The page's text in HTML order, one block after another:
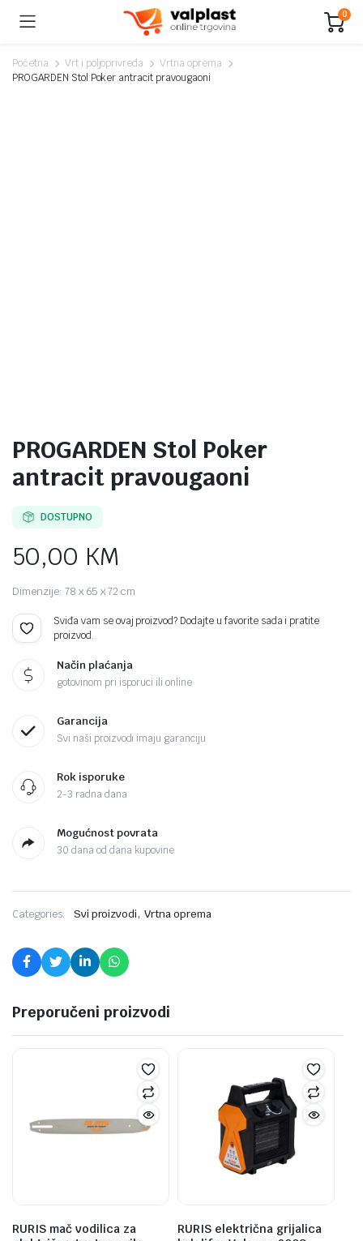
0
Početna Vrt i poljoprivreda
Vrtna oprema
PROGARDEN Stol Poker antracit pravougaoni
PROGARDEN Stol Poker
antracit pravougaoni
DOSTUPNO
50,00 KM
Dimenzije: 78 x 65 x 72 cm
Sviđa vam se ovaj proizvod? Dodajte u favorite sada i pratite
proizvod.
Način plaćanja
gotovinom pri isporuci ili online
Garancija
Svi naši proizvodi imaju garanciju
Rok isporuke
2-3 radna dana
Mogućnost povrata
30 dana od dana kupovine
Categories: Svi proizvodi,Vrtna oprema
Preporučeni proizvodi
RURIS mač vodilica za
RURIS električna grijalica